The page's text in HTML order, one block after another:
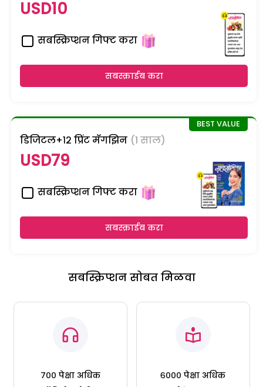
USD10
सबस्क्रिप्शन गिफ्ट करा
सबस्क्राईब करा
डिजिटल+१२ प्रिंट मॅगझिन (1 साल)
USD79
सबस्क्रिप्शन गिफ्ट करा
सबस्क्राईब करा
सबस्क्रिप्शन सोबत मिळवा
७०० पेक्षा अधिक
६००० पेक्षा अधिक